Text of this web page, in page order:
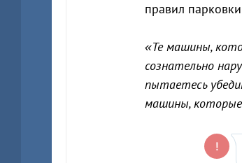
правил
«Те машины,
сознательно
пытаетесь
машины, которые